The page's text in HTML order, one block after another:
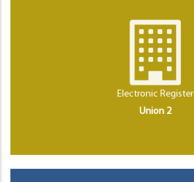
Electronic Register
Union 2